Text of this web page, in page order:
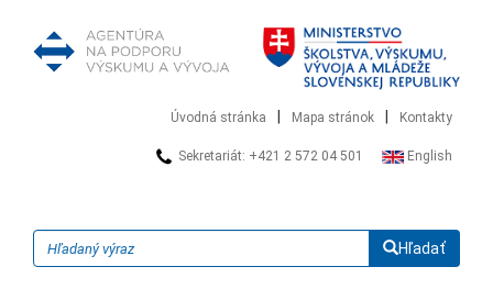
Úvodná stránka Mapa stránok Kontakty
Sekretariát: +421 2 572 04 501 English
Hľadať